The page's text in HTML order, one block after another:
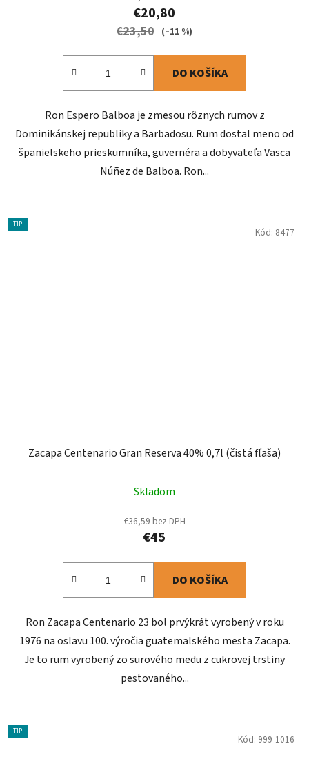
€20,80
€23,50 (–11 %)
DO KOŠÍKA
Ron Espero Balboa je zmesou rôznych rumov z
Dominikánskej republiky a Barbadosu. Rum dostal meno od
španielskeho prieskumníka, guvernéra a dobyvateľa Vasca
Núñez de Balboa. Ron...
TIP
Zacapa Centenario Gran Reserva 40% 0,7l (čistá fľaša)
Skladom
€36,59 bez DPH
€45
DO KOŠÍKA
Ron Zacapa Centenario 23 bol prvýkrát vyrobený v roku
1976 na oslavu 100. výročia guatemalského mesta Zacapa.
Je to rum vyrobený zo surového medu z cukrovej trstiny
pestovaného...
Kód: 8477
TIP
Kód: 999-1016